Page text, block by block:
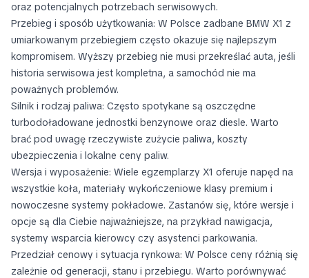
oraz potencjalnych potrzebach serwisowych.
Przebieg i sposób użytkowania: W Polsce zadbane BMW X1 z
umiarkowanym przebiegiem często okazuje się najlepszym
kompromisem. Wyższy przebieg nie musi przekreślać auta, jeśli
historia serwisowa jest kompletna, a samochód nie ma
poważnych problemów.
Silnik i rodzaj paliwa: Często spotykane są oszczędne
turbodoładowane jednostki benzynowe oraz diesle. Warto
brać pod uwagę rzeczywiste zużycie paliwa, koszty
ubezpieczenia i lokalne ceny paliw.
Wersja i wyposażenie: Wiele egzemplarzy X1 oferuje napęd na
wszystkie koła, materiały wykończeniowe klasy premium i
nowoczesne systemy pokładowe. Zastanów się, które wersje i
opcje są dla Ciebie najważniejsze, na przykład nawigacja,
systemy wsparcia kierowcy czy asystenci parkowania.
Przedział cenowy i sytuacja rynkowa: W Polsce ceny różnią się
zależnie od generacji, stanu i przebiegu. Warto porównywać